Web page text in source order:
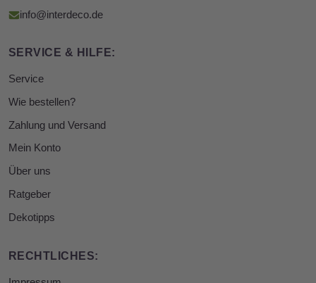
info@interdeco.de
SERVICE & HILFE:
Service
Wie bestellen?
Zahlung und Versand
Mein Konto
Über uns
Ratgeber
Dekotipps
RECHTLICHES: